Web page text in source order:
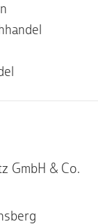
GmbH & Co.